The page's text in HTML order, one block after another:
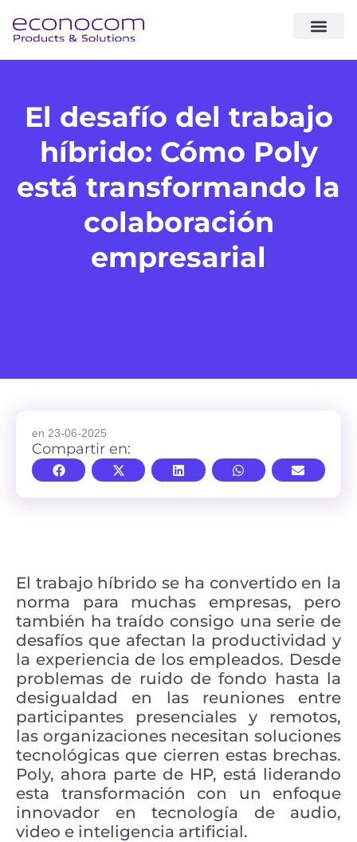
El desafío del trabajo
híbrido: Cómo Poly
está transformando la
colaboración
empresarial
en 23-06-2025
Compartir en:
El trabajo híbrido se ha convertido en la
norma para muchas empresas, pero
también ha traído consigo una serie de
desafíos que afectan la productividad y
la experiencia de los empleados. Desde
problemas de ruido de fondo hasta la
desigualdad en las reuniones entre
participantes presenciales y remotos,
las organizaciones necesitan soluciones
tecnológicas que cierren estas brechas.
Poly, ahora parte de HP, está liderando
esta transformación con un enfoque
innovador en tecnología de audio,
video e inteligencia artificial.